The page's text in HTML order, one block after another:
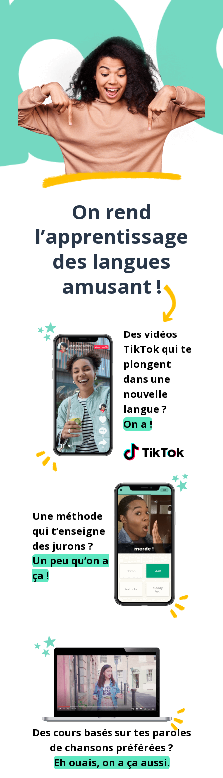
On rend
l’apprentissage
des langues
amusant !
Des vidéos
TikTok qui te
plongent
dans une
nouvelle
langue ?
On a !
Une méthode
qui t’enseigne
des jurons ?
Un peu qu’on a
ça !
Des cours basés sur tes paroles
de chansons préférées ?
Eh ouais, on a ça aussi.